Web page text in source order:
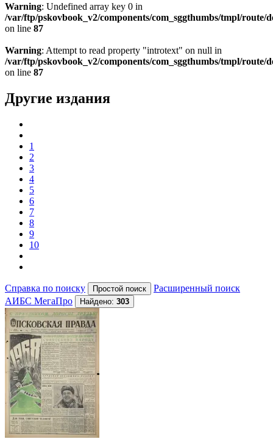
Warning: Undefined array key 0 in
/var/ftp/pskovbook_v2/components/com_sggthumbs/tmpl/route/
on line 87
Warning: Attempt to read property "introtext" on null in
/var/ftp/pskovbook_v2/components/com_sggthumbs/tmpl/route/
on line 87
Другие издания
1
2
3
4
5
6
7
8
9
10
Справка по поиску
Расширенный поиск
АИБС МегаПро
Найдено: 303